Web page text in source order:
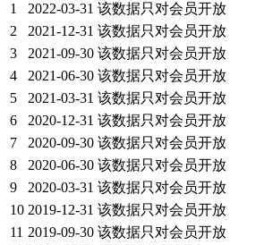
1
2022-03-31 该数据只对会员开放
2
2021-12-31 该数据只对会员开放
3
2021-09-30 该数据只对会员开放
4
2021-06-30 该数据只对会员开放
5
2021-03-31 该数据只对会员开放
6
2020-12-31 该数据只对会员开放
7
2020-09-30 该数据只对会员开放
8
2020-06-30 该数据只对会员开放
9
2020-03-31 该数据只对会员开放
10 2019-12-31 该数据只对会员开放
11 2019-09-30 该数据只对会员开放